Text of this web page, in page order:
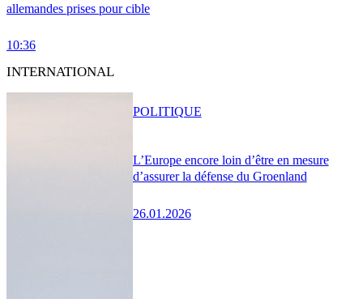
allemandes prises pour cible
10:36
INTERNATIONAL
L’Europe encore loin d’être en mesure
d’assurer la défense du Groenland
26.01.2026
POLITIQUE